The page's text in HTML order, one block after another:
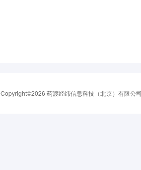
Copyright©2026 药渡经纬信息科技（北京）有限公